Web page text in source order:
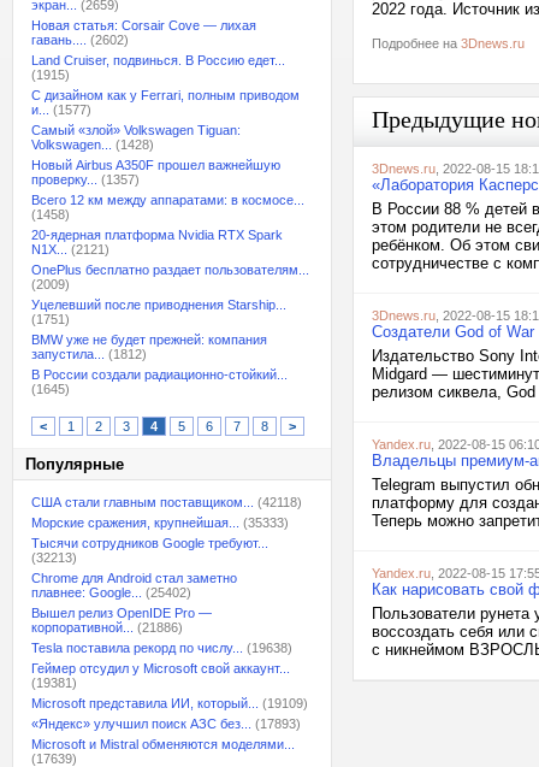
экран...
(2659)
Новая статья: Corsair Cove — лихая
гавань....
(2602)
Land Cruiser, подвинься. В Россию едет...
(1915)
С дизайном как у Ferrari, полным приводом
и...
(1577)
Самый «злой» Volkswagen Tiguan:
Volkswagen...
(1428)
Новый Airbus A350F прошел важнейшую
проверку...
(1357)
Всего 12 км между аппаратами: в космосе...
(1458)
20-ядерная платформа Nvidia RTX Spark
N1X...
(2121)
OnePlus бесплатно раздает пользователям...
(2009)
Уцелевший после приводнения Starship...
(1751)
BMW уже не будет прежней: компания
запустила...
(1812)
В России создали радиационно-стойкий...
(1645)
< 1 2 3 4 5 6 7 8 >
Популярные
США стали главным поставщиком...
(42118)
Морские сражения, крупнейшая...
(35333)
Тысячи сотрудников Google требуют...
(32213)
Chrome для Android стал заметно
плавнее: Google...
(25402)
Вышел релиз OpenIDE Pro —
корпоративной...
(21886)
Tesla поставила рекорд по числу...
(19638)
Геймер отсудил у Microsoft свой аккаунт...
(19381)
Microsoft представила ИИ, который...
(19109)
«Яндекс» улучшил поиск АЗС без...
(17893)
Microsoft и Mistral обменяются моделями...
(17639)
2022 года. Источник
Подробнее на 3Dnews.ru
Предыдущие
3Dnews.ru , 2022-08-15
«Лаборатория
В России 88 % детей
этом родители не
ребёнком. Об этом
сотрудничестве с
3Dnews.ru , 2022-08-15
Создатели God of
Издательство Sony
Midgard —
релизом сиквела,
Yandex.ru , 2022-08-15
Владельцы премиум-
Telegram выпустил
платформу для
Теперь можно
Yandex.ru , 2022-08-15
Как нарисовать свой
Пользователи
воссоздать себя или
с никнеймом